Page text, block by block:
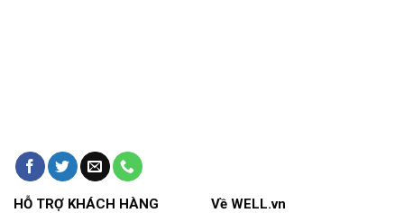
HỖ TRỢ KHÁCH HÀNG Về WELL.vn